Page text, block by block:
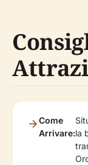
Come
Arrivare:la